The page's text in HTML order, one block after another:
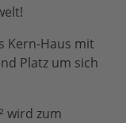
Kern-Haus mit
Platz um sich
wird zum